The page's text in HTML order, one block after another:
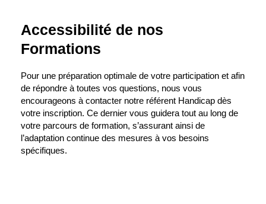
Accessibilité de nos
Formations
Pour une préparation optimale de votre participation et afin
de répondre à toutes vos questions, nous vous
encourageons à contacter notre référent Handicap dès
votre inscription. Ce dernier vous guidera tout au long de
votre parcours de formation, s’assurant ainsi de
l’adaptation continue des mesures à vos besoins
spécifiques.